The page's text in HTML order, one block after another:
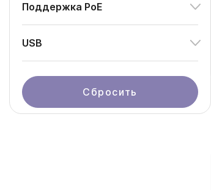
Поддержка PoE
USB
Сбросить